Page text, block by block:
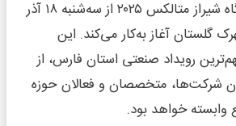
سومین دوره نمایشگاه شیراز متالکس ۲۰۲۵ از سه‌شنبه ۱۸ آذر
در شهرک گلستان آغاز به‌کار می‌کند. این
رویداد صنعتی استان فارس، از
تا ۲۱ میزبان شرکت‌ها، متخصصان و فعالان حوزه
وابسته خواهد بود.